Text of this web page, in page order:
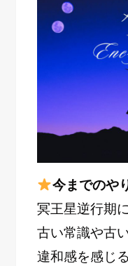
今までのや
冥王星逆行期
古い常識や古
違和感を感じ